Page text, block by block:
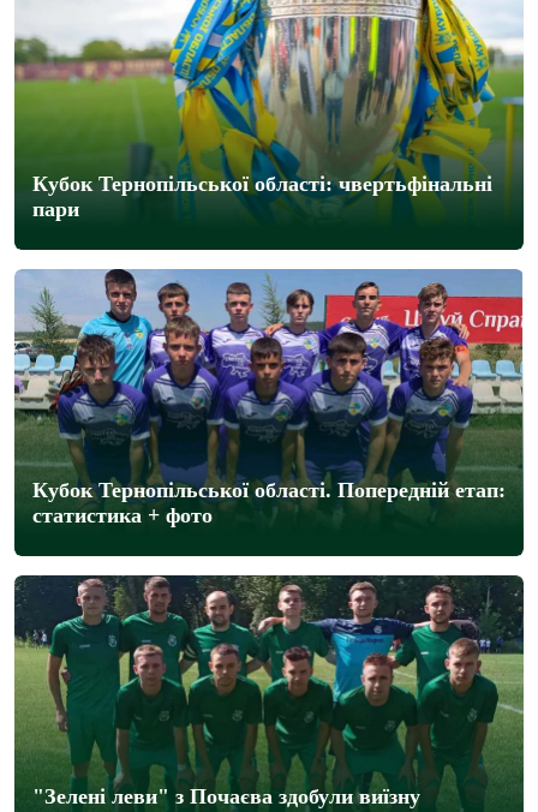
Кубок Тернопільської області: чвертьфінальні
пари
Кубок Тернопільської області. Попередній етап:
статистика + фото
"Зелені леви" з Почаєва здобули виїзну